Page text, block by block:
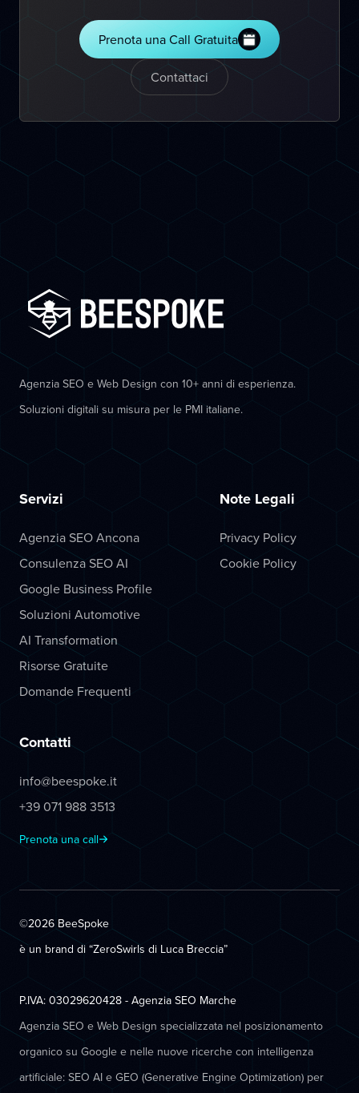
Prenota una Call Gratuita
Contattaci
Agenzia SEO e Web Design con 10+ anni di esperienza.
Soluzioni digitali su misura per le PMI italiane.
Servizi
Agenzia SEO Ancona
Consulenza SEO AI
Google Business Profile
Soluzioni Automotive
AI Transformation
Risorse Gratuite
Domande Frequenti
Note Legali
Privacy Policy
Cookie Policy
Contatti
info@beespoke.it
+39 071 988 3513
Prenota una call
©2026 BeeSpoke
è un brand di “ZeroSwirls di Luca Breccia”
P.IVA: 03029620428 - Agenzia SEO Marche
Agenzia SEO e Web Design specializzata nel posizionamento
organico su Google e nelle nuove ricerche con intelligenza
artificiale: SEO AI e GEO (Generative Engine Optimization) per